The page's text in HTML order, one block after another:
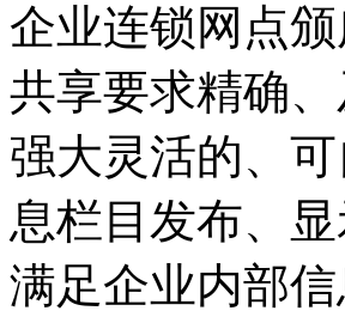
企业连锁网点
共享要求精确、
强大灵活的、
息栏目发布、
满足企业内部